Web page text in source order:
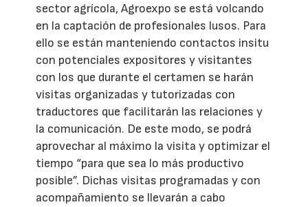
sector agrícola, Agroexpo se está volcando
en la captación de profesionales lusos. Para
ello se están manteniendo contactos insitu
con potenciales expositores y visitantes
con los que durante el certamen se harán
visitas organizadas y tutorizadas con
traductores que facilitarán las relaciones y
la comunicación. De este modo, se podrá
aprovechar al máximo la visita y optimizar el
tiempo “para que sea lo más productivo
posible”. Dichas visitas programadas y con
acompañamiento se llevarán a cabo